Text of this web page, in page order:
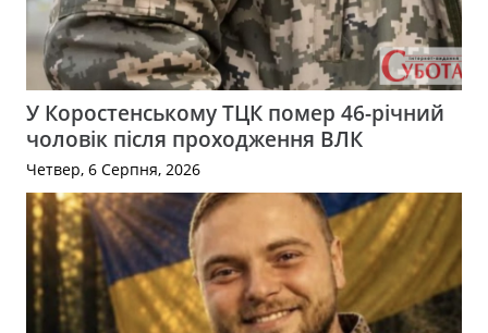
У Коростенському ТЦК помер 46-річний
чоловік після проходження ВЛК
Четвер, 6 Серпня, 2026